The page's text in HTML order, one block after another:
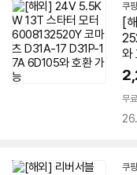
쿠팡
[
와
무
쿠팡